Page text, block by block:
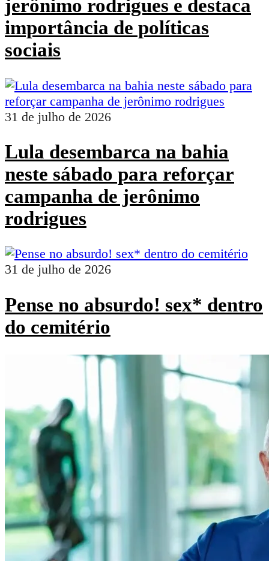
jerônimo rodrigues e destaca
importância de políticas
sociais
31 de julho de 2026
Lula desembarca na bahia
neste sábado para reforçar
campanha de jerônimo
rodrigues
31 de julho de 2026
Pense no absurdo! sex* dentro
do cemitério